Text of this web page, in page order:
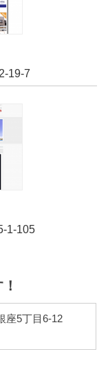
19-7
1-105
座5丁目6-12